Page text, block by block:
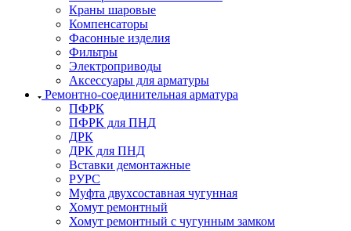
Краны шаровые
Компенсаторы
Фасонные изделия
Фильтры
Электроприводы
Аксессуары для арматуры
Ремонтно-соединительная арматура
ПФРК
ПФРК для ПНД
ДРК
ДРК для ПНД
Вставки демонтажные
РУРС
Муфта двухсоставная чугунная
Хомут ремонтный
Хомут ремонтный с чугунным замком